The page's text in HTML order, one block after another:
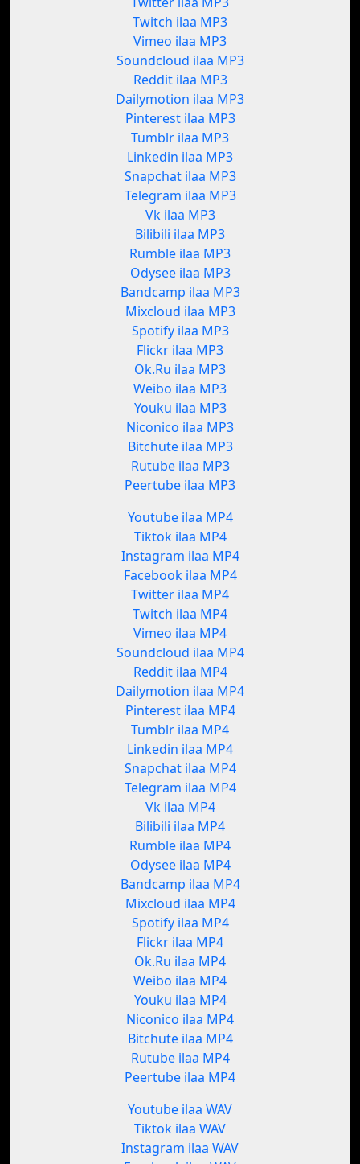
Twitch ilaa MP3
Vimeo ilaa MP3
Soundcloud ilaa MP3
Reddit ilaa MP3
Dailymotion ilaa MP3
Pinterest ilaa MP3
Tumblr ilaa MP3
Linkedin ilaa MP3
Snapchat ilaa MP3
Telegram ilaa MP3
Vk ilaa MP3
Bilibili ilaa MP3
Rumble ilaa MP3
Odysee ilaa MP3
Bandcamp ilaa MP3
Mixcloud ilaa MP3
Spotify ilaa MP3
Flickr ilaa MP3
Ok.Ru ilaa MP3
Weibo ilaa MP3
Youku ilaa MP3
Niconico ilaa MP3
Bitchute ilaa MP3
Rutube ilaa MP3
Peertube ilaa MP3
Youtube ilaa MP4
Tiktok ilaa MP4
Instagram ilaa MP4
Facebook ilaa MP4
Twitter ilaa MP4
Twitch ilaa MP4
Vimeo ilaa MP4
Soundcloud ilaa MP4
Reddit ilaa MP4
Dailymotion ilaa MP4
Pinterest ilaa MP4
Tumblr ilaa MP4
Linkedin ilaa MP4
Snapchat ilaa MP4
Telegram ilaa MP4
Vk ilaa MP4
Bilibili ilaa MP4
Rumble ilaa MP4
Odysee ilaa MP4
Bandcamp ilaa MP4
Mixcloud ilaa MP4
Spotify ilaa MP4
Flickr ilaa MP4
Ok.Ru ilaa MP4
Weibo ilaa MP4
Youku ilaa MP4
Niconico ilaa MP4
Bitchute ilaa MP4
Rutube ilaa MP4
Peertube ilaa MP4
Youtube ilaa WAV
Tiktok ilaa WAV
Instagram ilaa WAV